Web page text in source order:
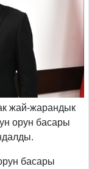
жай-жарандык
орун басары
басары